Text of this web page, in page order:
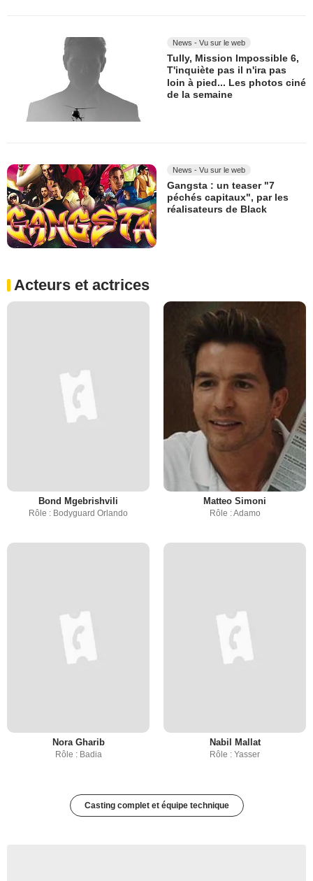
News - Vu sur le web
Tully, Mission Impossible 6,
T'inquiète pas il n'ira pas
loin à pied... Les photos ciné
de la semaine
News - Vu sur le web
Gangsta : un teaser "7
péchés capitaux", par les
réalisateurs de Black
Acteurs et actrices
Bond Mgebrishvili
Rôle : Bodyguard Orlando
Matteo Simoni
Rôle : Adamo
Nora Gharib
Rôle : Badia
Nabil Mallat
Rôle : Yasser
Casting complet et équipe technique